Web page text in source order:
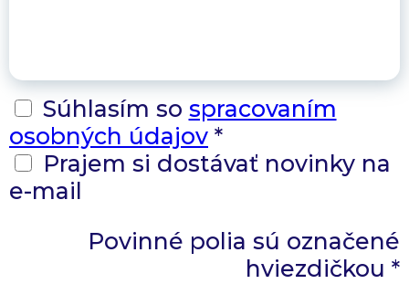
Súhlasím so spracovaním
osobných údajov *
Prajem si dostávať novinky na
e-mail
Povinné polia sú označené
hviezdičkou *